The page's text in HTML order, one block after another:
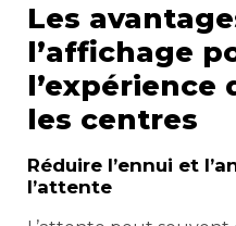
Les
l’affichage
l’expérience
les centres
Réduire l’ennui et
l’attente